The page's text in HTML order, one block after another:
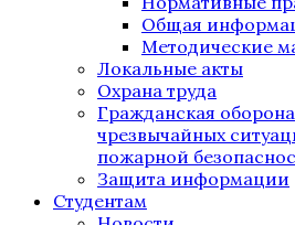
Общая
Методические
Локальные акты
Охрана труда
Гражданская
чрезвычайных
пожарной
Защита информации
Студентам